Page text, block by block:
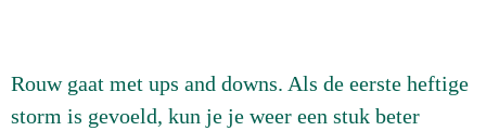
Rouw gaat met ups and downs. Als de eerste heftige
storm is gevoeld, kun je je weer een stuk beter